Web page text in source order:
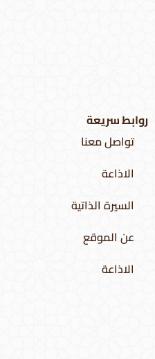
سريعة
تواصل معنا
الاذاعة
السيرة الذاتية
عن الموقع
الاذاعة